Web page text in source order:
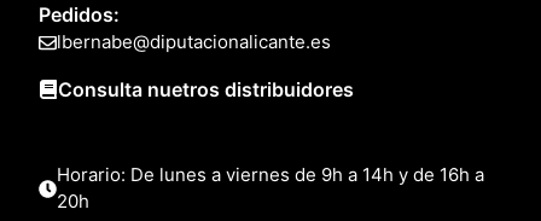
Pedidos:
lbernabe@diputacionalicante.es
Consulta nuetros distribuidores
Horario: De lunes a viernes de 9h a 14h y de 16h a
20h